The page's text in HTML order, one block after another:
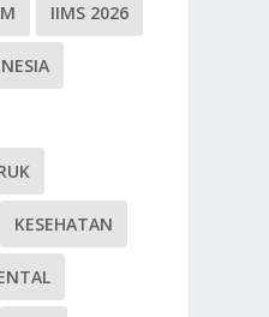
IIMS 2026
KESEHATAN